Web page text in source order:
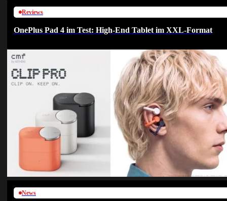
Reviews
OnePlus Pad 4 im Test: High-End Tablet im XXL-Format
News